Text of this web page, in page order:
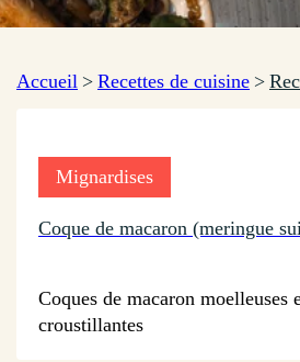
Accueil > Recettes de cuisine >
Mignardises
Coque de macaron (meringue
Coques de macaron moelleuses
croustillantes